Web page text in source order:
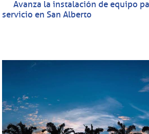
Avanza la instalación de equipo
servicio en San Alberto